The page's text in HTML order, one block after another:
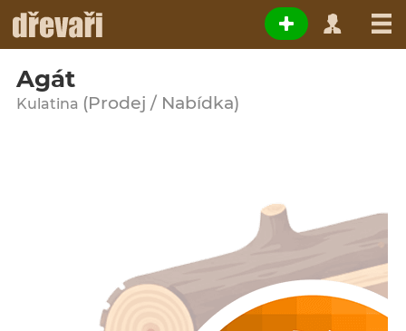
Agát
Kulatina (Prodej / Nabídka)